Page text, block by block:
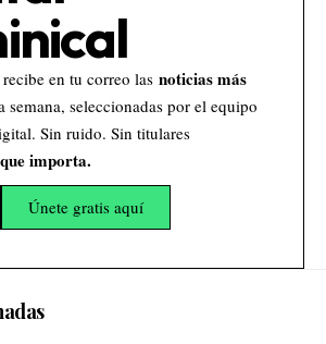
en tu correo las noticias más
semana, seleccionadas por el equipo
Sin ruido. Sin titulares
importa.
Únete gratis aquí